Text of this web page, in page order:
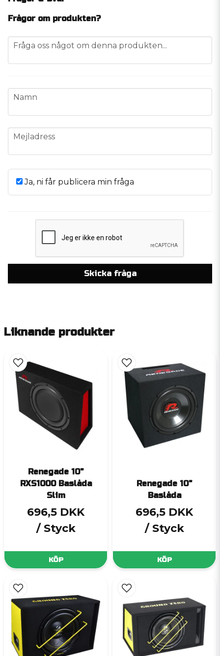
Frågor om produkten?
question
Fråga oss något om denna produkten...
name
Namn
email
Mejladress
Ja, ni får publicera min fråga
Skicka fråga
Liknande produkter
Renegade 10"
RXS1000 Baslåda
Slim
696,5 DKK
/ Styck
KÖP
Renegade 10"
Baslåda
696,5 DKK
/ Styck
KÖP